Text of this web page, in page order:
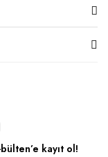
kayıt ol!